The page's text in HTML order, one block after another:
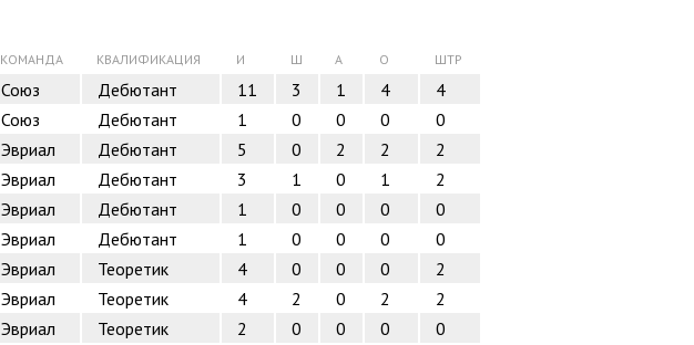
КОМАНДА КВАЛИФИКАЦИЯ И Ш А О ШТР
Союз Дебютант 11 3 1 4
4
Союз Дебютант 1 0 0 0
0
Эвриал Дебютант 5 0 2 2
2
Эвриал Дебютант 3 1 0 1
2
Эвриал Дебютант 1 0 0 0
0
Эвриал Дебютант 1 0 0 0
0
Эвриал Теоретик 4 0 0 0
2
Эвриал Теоретик 4 2 0 2
2
Эвриал Теоретик 2 0 0 0
0